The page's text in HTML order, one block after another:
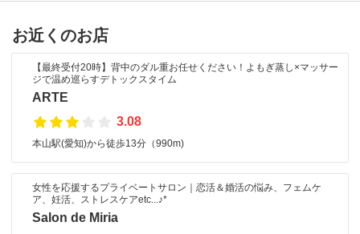
お近くのお店
【最終受付20時】背中のダル重お任せください！よもぎ蒸し×マッサー
ジで温め巡らすデトックスタイム
ARTE
3.08
本山駅(愛知)から徒歩13分（990m)
女性を応援するプライベートサロン｜恋活＆婚活の悩み、フェムケ
ア、妊活、ストレスケアetc...♪*
Salon de Miria